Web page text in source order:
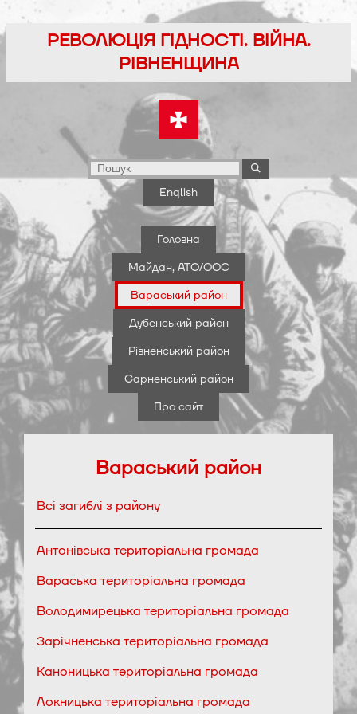
Перейти
до
РЕВОЛЮЦІЯ ГІДНОСТІ. ВІЙНА.
РІВНЕНЩИНА
English
Головна
Майдан, АТО/ООС
Вараський район
Дубенський район
Рівненський район
Сарненський район
Про сайт
Вараський район
Всі загиблі з району
Антонівська територіальна громада
Вараська територіальна громада
Володимирецька територіальна громада
Зарічненська територіальна громада
Каноницька територіальна громада
Локницька територіальна громада